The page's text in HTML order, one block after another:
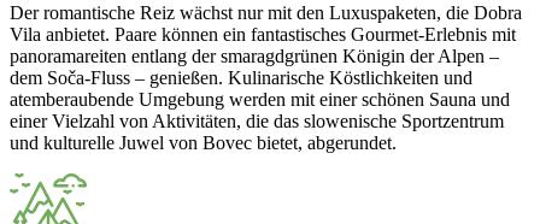
Der romantische Reiz wächst nur mit den Luxuspaketen, die Dobra
Vila anbietet. Paare können ein fantastisches Gourmet-Erlebnis mit
panoramareiten entlang der smaragdgrünen Königin der Alpen –
dem Soča-Fluss – genießen. Kulinarische Köstlichkeiten und
atemberaubende Umgebung werden mit einer schönen Sauna und
einer Vielzahl von Aktivitäten, die das slowenische Sportzentrum
und kulturelle Juwel von Bovec bietet, abgerundet.